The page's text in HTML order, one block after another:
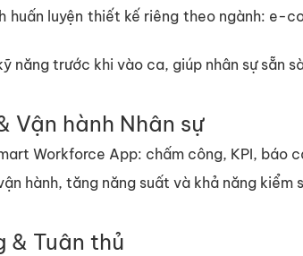
huấn luyện thiết kế riêng theo ngành: e-
năng trước khi vào ca, giúp nhân sự sẵn
Vận hành Nhân sự
Workforce App: chấm công, KPI, báo
hành, tăng năng suất và khả năng kiểm
& Tuân thủ